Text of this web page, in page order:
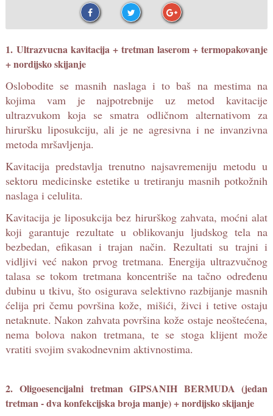
1. Ultrazvucna kavitacija + tretman laserom + termopakovanje
+ nordijsko skijanje
Oslobodite se masnih naslaga i to baš na mestima na
kojima vam je najpotrebnije uz metod kavitacije
ultrazvukom koja se smatra odličnom alternativom za
hiruršku liposukciju, ali je ne agresivna i ne invanzivna
metoda mršavljenja.
Kavitacija predstavlja trenutno najsavremeniju metodu u
sektoru medicinske estetike u tretiranju masnih potkožnih
naslaga i celulita.
Kavitacija je liposukcija bez hirurškog zahvata, moćni alat
koji garantuje rezultate u oblikovanju ljudskog tela na
bezbedan, efikasan i trajan način. Rezultati su trajni i
vidljivi već nakon prvog tretmana. Energija ultrazvučnog
talasa se tokom tretmana koncentriše na tačno određenu
dubinu u tkivu, što osigurava selektivno razbijanje masnih
ćelija pri čemu površina kože, mišići, živci i tetive ostaju
netaknute. Nakon zahvata površina kože ostaje neoštećena,
nema bolova nakon tretmana, te se stoga klijent može
vratiti svojim svakodnevnim aktivnostima.
2. Oligoesencijalni tretman GIPSANIH BERMUDA (jedan
tretman - dva konfekcijska broja manje) + nordijsko skijanje